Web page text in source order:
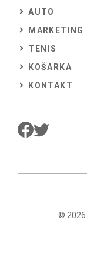
AUTO
MARKETING
TENIS
KOŠARKA
KONTAKT
© 2026